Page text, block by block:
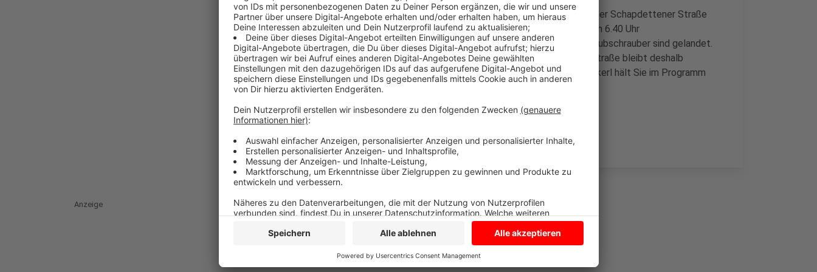
Die Umgehungsstraße ist zwischen dem neuen Kreisverkehr und der Schapdettener Straße
gesperrt. Die Polizei leitet den Verkehr um. Zwei Autos sind gegen 6.40 Uhr
zusammengestoßen. Menschen wurden verletzt. Zwei Rettungshubschrauber sind gelandet.
Später befragt die Polizei noch Zeugen und sichert Spuren. Die Straße bleibt deshalb
voraussichtlich bis in den Vormittag hinein gesperrt. Radio Kiepenkerl hält Sie im Programm
ständig auf dem Laufenden.
Anzeige
Anzeige